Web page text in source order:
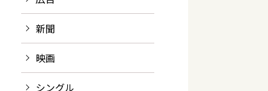
新聞
映画
シングル